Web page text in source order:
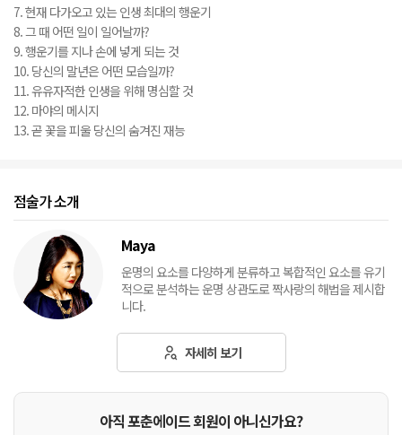
7. 현재 다가오고 있는 인생 최대의 행운기
8. 그 때 어떤 일이 일어날까?
9. 행운기를 지나 손에 넣게 되는 것
10. 당신의 말년은 어떤 모습일까?
11. 유유자적한 인생을 위해 명심할 것
12. 마야의 메시지
13. 곧 꽃을 피울 당신의 숨겨진 재능
점술가 소개
Maya
운명의 요소를 다양하게 분류하고 복합적인 요소를 유기
적으로 분석하는 운명 상관도로 짝사랑의 해법을 제시합
니다.
자세히 보기
아직 포춘에이드 회원이 아니신가요?